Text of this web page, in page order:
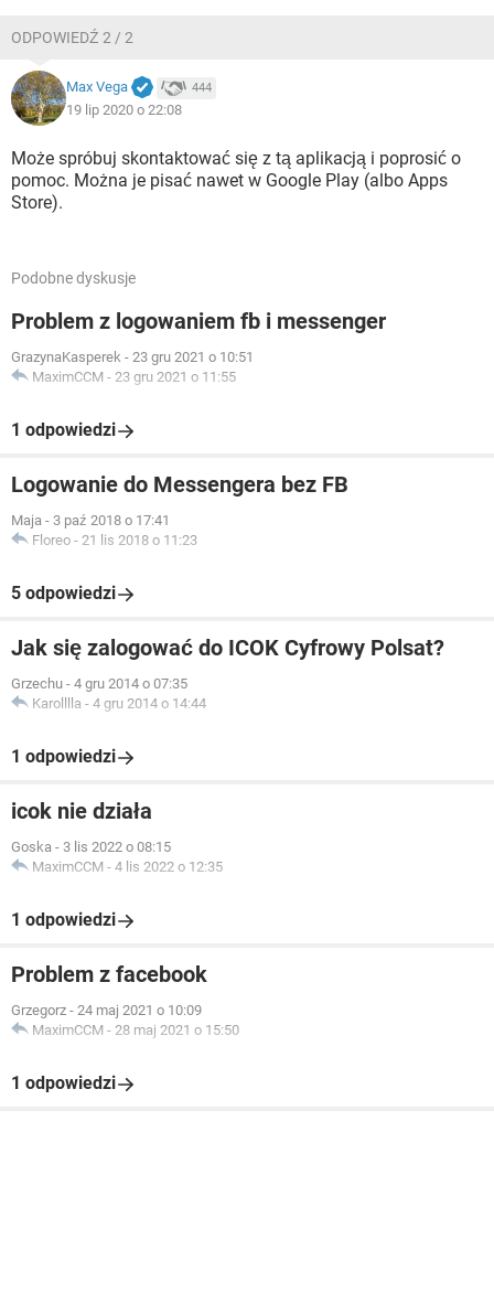
ODPOWIEDŹ 2 / 2
Max Vega 444
19 lip 2020 o 22:08
Może spróbuj skontaktować się z tą aplikacją i poprosić o
pomoc. Można je pisać nawet w Google Play (albo Apps
Store).
Podobne dyskusje
Problem z logowaniem fb i messenger
GrazynaKasperek - 23 gru 2021 o 10:51
MaximCCM - 23 gru 2021 o 11:55
1 odpowiedzi
Logowanie do Messengera bez FB
Maja - 3 paź 2018 o 17:41
Floreo - 21 lis 2018 o 11:23
5 odpowiedzi
Jak się zalogować do ICOK Cyfrowy Polsat?
Grzechu - 4 gru 2014 o 07:35
Karolllla - 4 gru 2014 o 14:44
1 odpowiedzi
icok nie działa
Goska - 3 lis 2022 o 08:15
MaximCCM - 4 lis 2022 o 12:35
1 odpowiedzi
Problem z facebook
Grzegorz - 24 maj 2021 o 10:09
MaximCCM - 28 maj 2021 o 15:50
1 odpowiedzi